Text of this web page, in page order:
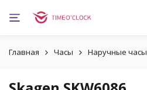
Главная Часы Наручные часы